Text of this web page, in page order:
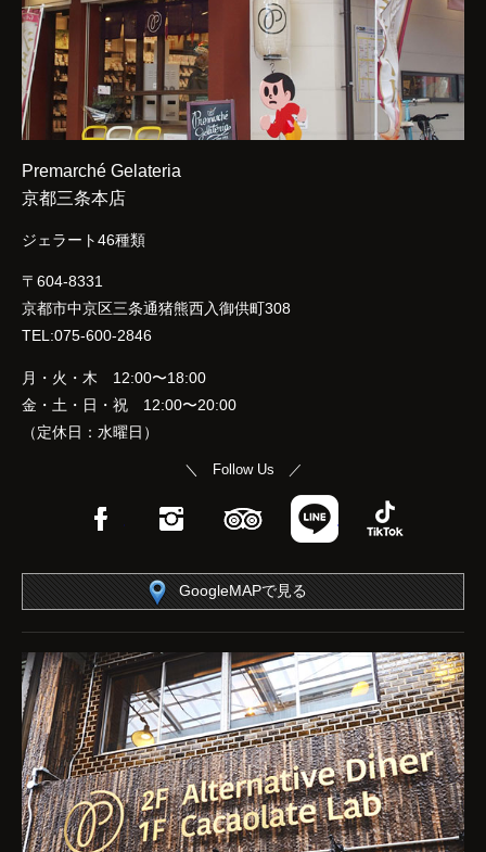
Premarché Gelateria
京都三条本店
ジェラート46種類
〒604-8331
京都市中京区三条通猪熊西入御供町308
TEL:075-600-2846
月・火・木 12:00〜18:00
金・土・日・祝 12:00〜20:00
（定休日：水曜日）
＼ Follow Us ／
FacebookInstagramTripAdvisor
LINE
GoogleMAPで見る